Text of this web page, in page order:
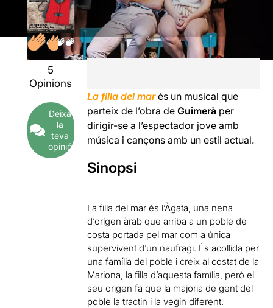
5
Opinions
Deixa
la
teva
opinió
La filla del marés un musical que
parteix de l’obra deGuimerà per
dirigir-se a l’espectador jove amb
música i cançons amb un estil actual.
Sinopsi
La filla del mar és l’Àgata, una nena
d’origen àrab que arriba a un poble de
costa portada pel mar com a única
supervivent d’un naufragi. És acollida per
una família del poble i creix al costat de la
Mariona, la filla d’aquesta família, però el
seu origen fa que la majoria de gent del
poble la tractin i la vegin diferent.